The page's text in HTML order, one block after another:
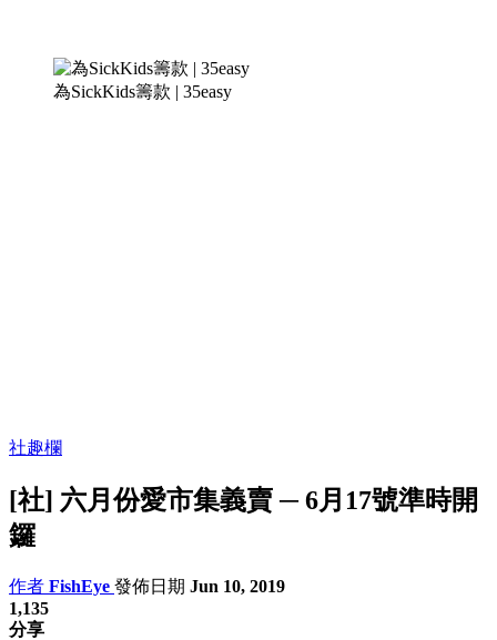
為SickKids籌款 | 35easy
社趣欄
[社] 六月份愛市集義賣 ─ 6月17號準時開
鑼
作者 FishEye 發佈日期 Jun 10, 2019
1,135
分享